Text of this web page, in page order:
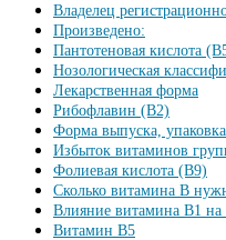
Владелец
Произведено:
Пантотеновая кислота
Нозологическая
Лекарственная форма
Рибофлавин (B2)
Форма выпуска,
Избыток витаминов
Фолиевая кислота (B9)
Сколько витамина B
Влияние витамина B1 на
Витамин B5